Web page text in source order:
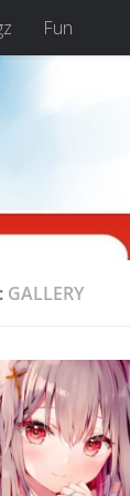
Fun
GALLERY